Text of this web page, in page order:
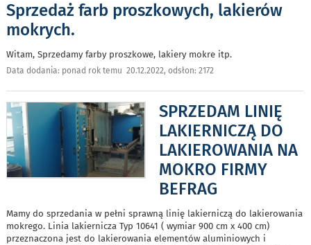
Sprzedaż farb proszkowych, lakierów
mokrych.
Witam, Sprzedamy farby proszkowe, lakiery mokre itp.
Data dodania: ponad rok temu 20.12.2022, odsłon: 2172
SPRZEDAM LINIĘ
LAKIERNICZĄ DO
LAKIEROWANIA NA
MOKRO FIRMY
BEFRAG
Mamy do sprzedania w pełni sprawną linię lakierniczą do lakierowania
mokrego. Linia lakiernicza Typ 10641 ( wymiar 900 cm x 400 cm)
przeznaczona jest do lakierowania elementów aluminiowych i